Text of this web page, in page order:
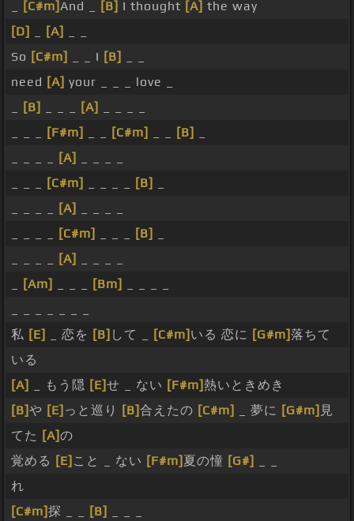
[C#m]And _ [B] I thought [A] the way
[D]
[A]
So [C#m] _ _ I [B]
need [A] your _ _ _ love _
[B] [A]
[F#m] [C#m] [B]
[A]
[C#m] [B]
[A]
[C#m] [B]
[A]
[Am] [Bm]
私 [E] _ 恋を [B] して _ [C#m] いる 恋に [G#m]落ちて
いる
[A]
_ もう隠 [E]せ _ ない [F#m]熱いときめき
[B]や [E] っと巡り [B]合えたの [C#m] _ 夢に [G#m] 見
てた [A]の
覚める [E] こと _ ない [F#m] 夏の憧 [G#]
れ
[C#m]探 _ _ [B]